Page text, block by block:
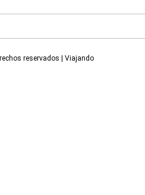
reservados | Viajando